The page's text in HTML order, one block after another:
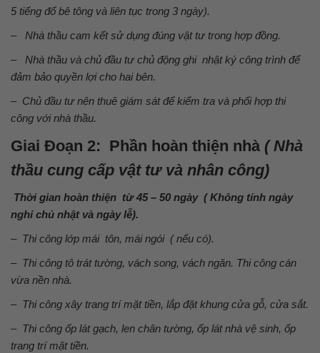
5 tiếng đổ bê tông và liên tục trong 3 ngày).
– Nhà thầu cam kết sử dụng đúng vật tư trong hợp đồng.
– Nhà thầu và chủ đầu tư chủ động ghi nhật ký công trình để
đảm bảo quyền lợi cho hai bên.
– Chủ đầu tư nên thuê giám sát để kiểm tra và phối hợp thi
công với nhà thầu.
Giai Đoạn 2: Phần hoàn thiện nhà ( Nhà
thầu cung cấp vật tư và nhân công)
Thời gian hoàn thiện từ 45 – 50 ngày ( Không tính ngày
nghỉ chủ nhật và ngày lễ).
– Thi công lớp mái tôn, mái ngói ( nếu có).
– Thi công tô trát tường, vách song, vách ngăn. Thi công cán
vừa nền nhà.
– Thi công xây trang trí mặt tiền, lắp đặt khung cửa gỗ, cửa sắt.
– Thi công ốp lát gạch, len chân tường, ốp lát nhà vệ sinh, ốp
trang trí mặt tiền.